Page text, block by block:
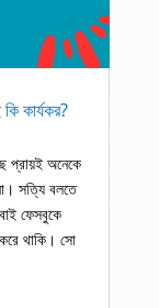
কার্যকর?
প্রায়ই অনেকে
সত্যি বলতে
ফেসবুকে
থাকি। সো